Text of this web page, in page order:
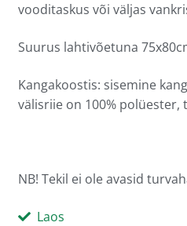
vooditaskus või väljas
Suurus lahtivõetuna
Kangakoostis: sisemine
välisriie on 100% polüester,
NB! Tekil ei ole avasid
Laos